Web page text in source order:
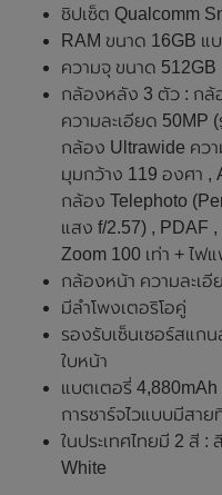
ชิปเซ็ต Qualcomm
RAM ขนาด 16GB แ
ความจุ ขนาด
กล้องหลัง 3 ตัว : กล้
ความละเอียด 50MP
กล้อง Ultrawide ควา
มุมกว้าง 119 องศา ,
กล้อง Telephoto
แสง f/2.57) , PDAF ,
Zoom 100 เท่า + ไฟ
กล้องหน้า ความละเอี
มีลำโพงเตอริโอคู่
รองรับเซ็นเซอร์สแก
ใบหน้า
แบตเตอรี่ 4,880mAh
การชาร์จไวแบบมีสาย
ในประเทศไทยมี 2 สี :
White